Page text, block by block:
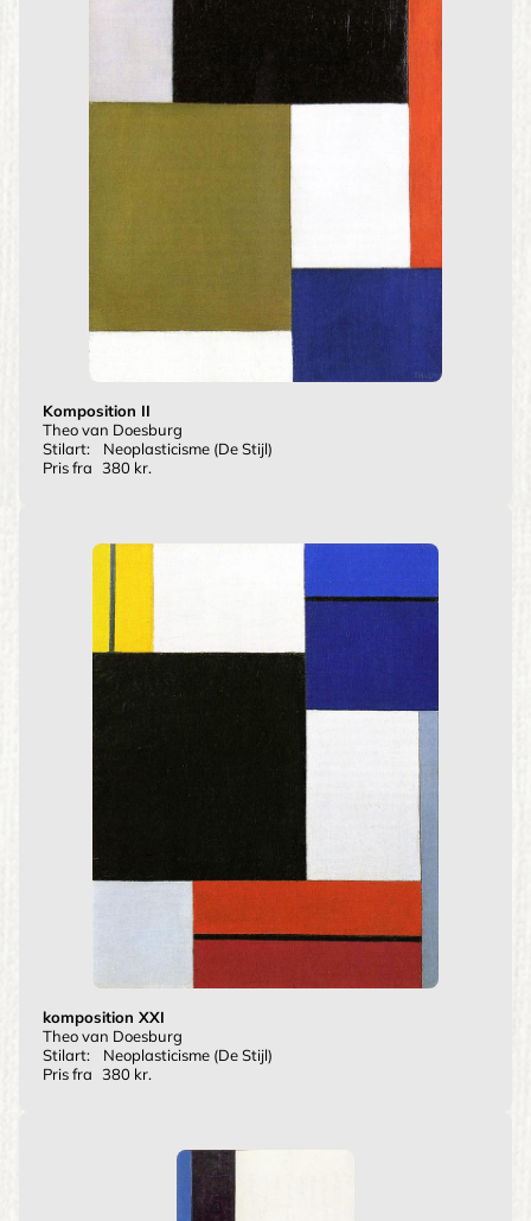
Komposition II
Theo van Doesburg
Stilart:
Neoplasticisme (De Stijl)
Pris fra 380 kr.
komposition XXI
Theo van Doesburg
Stilart:
Neoplasticisme (De Stijl)
Pris fra 380 kr.